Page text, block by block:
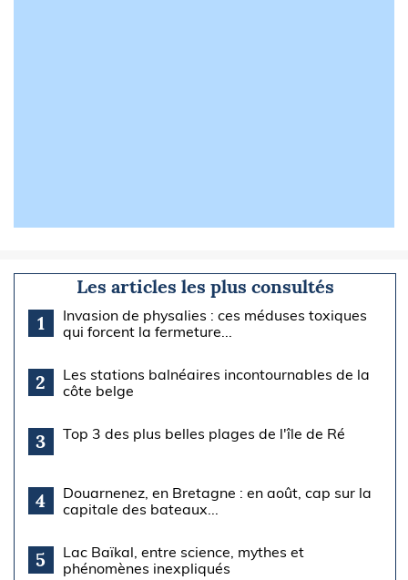
Les articles les plus consultés
1
Invasion de physalies : ces méduses toxiques
qui forcent la fermeture...
2
Les stations balnéaires incontournables de la
côte belge
3 Top 3 des plus belles plages de l'île de Ré
4
Douarnenez, en Bretagne : en août, cap sur la
capitale des bateaux...
5
Lac Baïkal, entre science, mythes et
phénomènes inexpliqués